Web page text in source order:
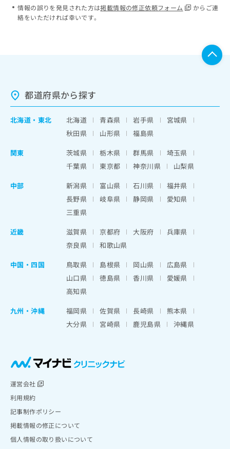
情報の誤りを発見された方は掲載情報の修正依頼フォーム
からご連
絡をいただければ幸いです。
都道府県から探す
北海道 ・ 東北 北海道 青森県 岩手県
宮城県
秋田県
山形県
福島県
関東
茨城県 栃木県 群馬県
埼玉県
千葉県
東京都 神奈川県
山梨県
中部
新潟県 富山県 石川県
福井県
長野県
岐阜県 静岡県
愛知県
三重県
近畿
滋賀県 京都府 大阪府
兵庫県
奈良県
和歌山県
中国・四国
鳥取県 島根県 岡山県
広島県
山口県
徳島県 香川県
愛媛県
高知県
九州・沖縄
福岡県 佐賀県 長崎県
熊本県
大分県
宮崎県 鹿児島県 沖縄県
運営会社
利用規約
記事制作ポリシー
掲載情報の修正について
個人情報の取り扱いについて